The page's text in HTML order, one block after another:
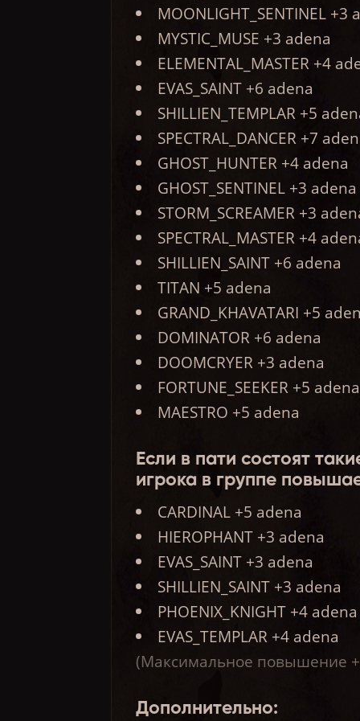
MOONLIGHT_SENTINEL +3
MYSTIC_MUSE +3 adena
ELEMENTAL_MASTER +4
EVAS_SAINT +6 adena
SHILLIEN_TEMPLAR +5
SPECTRAL_DANCER +7
GHOST_HUNTER +4 adena
GHOST_SENTINEL +3 adena
STORM_SCREAMER +3
SPECTRAL_MASTER +4
SHILLIEN_SAINT +6 adena
TITAN +5 adena
GRAND_KHAVATARI +5
DOMINATOR +6 adena
DOOMCRYER +3 adena
FORTUNE_SEEKER +5 adena
MAESTRO +5 adena
Если в пати состоят
игрока в группе
CARDINAL +5 adena
HIEROPHANT +3 adena
EVAS_SAINT +3 adena
SHILLIEN_SAINT +3 adena
PHOENIX_KNIGHT +4 adena
EVAS_TEMPLAR +4 adena
(Максимальное повышение
Дополнительно: